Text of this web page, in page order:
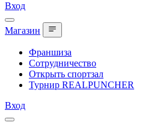
Вход
Магазин
Франшиза
Сотрудничество
Открыть спортзал
Турнир REALPUNCHER
Вход